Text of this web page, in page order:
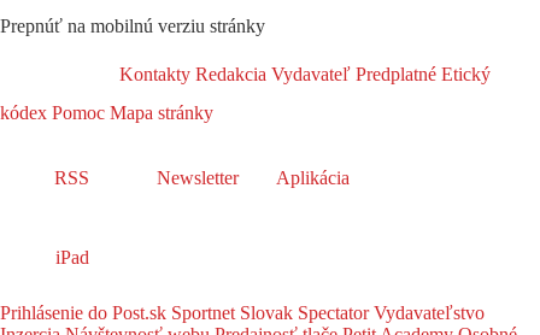
Prepnúť na mobilnú verziu stránky
Kontakty Redakcia Vydavateľ Predplatné Etický
kódex Pomoc Mapa stránky
RSS Newsletter Aplikácia
iPad
Prihlásenie do Post.sk Sportnet Slovak SpectatorVydavateľstvo